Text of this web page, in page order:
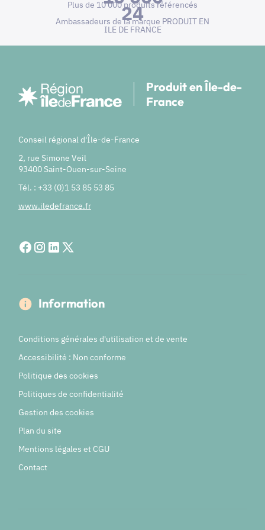
Plus de 10 000 produits référencés
24
Ambassadeurs de la marque PRODUIT EN
ILE DE FRANCE
Produit en Île-de-
France
Conseil régional d'Île-de-France
2, rue Simone Veil
93400 Saint-Ouen-sur-Seine
Tél. : +33 (0)1 53 85 53 85
www.iledefrance.fr
Information
Conditions générales d'utilisation et de vente
Accessibilité : Non conforme
Politique des cookies
Politiques de confidentialité
Gestion des cookies
Plan du site
Mentions légales et CGU
Contact